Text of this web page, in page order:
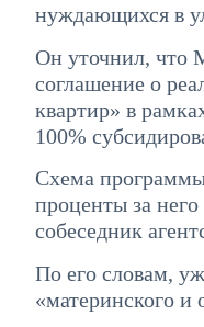
нуждающихся в
Он уточнил, что
соглашение о
квартир» в
100%
Схема программы
проценты за
собеседник
По его словам,
«материнского и